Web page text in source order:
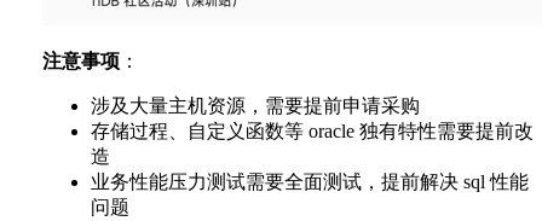
注意事项 ：
涉及大量主机资源，需要提前申请采购
存储过程、自定义函数等 oracle 独有特性需要提前改
造
业务性能压力测试需要全面测试，提前解决 sql 性能
问题